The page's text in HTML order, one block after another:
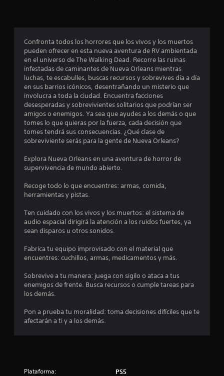
o
m
e
i
5
1
t
e
l
Confronta todos los horrores que los vivos y los muertos
pueden ofrecer en esta nueva aventura de RV ambientada
en el universo de The Walking Dead. Recorre las ruinas
infestadas de caminantes de Nueva Orleans mientras
luchas, te escabulles, buscas recursos y sobrevives día a día
en sus barrios icónicos, desentrañando un misterio que
involucra a toda la ciudad. Encuentra facciones
desesperadas y sobrevivientes solitarios que podrían ser
amigos o enemigos. Ya sea que ayudes a los demás o que
tomes lo que quieras por la fuerza, cada decisión que
tomes tendrá sus consecuencias. ¿Qué clase de
sobreviviente serás para la gente de Nueva Orleans?
Explora Nueva Orleans en una aventura de horror de
supervivencia de mundo abierto.
Recoge todo lo que encuentres: armas, comida,
herramientas y pistas.
Ten cuidado con los vivos y los muertos: el sistema de
audio espacial dirigirá la atención a los ruidos fuertes, ya
sean disparos u otros sonidos.
Fabrica tu equipo improvisado con el material que
encuentres: cuchillos, armas, medicamentos y más.
Sobrevive a tu manera: juega con sigilo o ataca a tus
enemigos de frente. Busca recursos o cumple tareas para
los demás.
Pon a prueba tu moralidad: toma decisiones difíciles que te
afectarán a ti y a los demás.
Plataforma: PS5